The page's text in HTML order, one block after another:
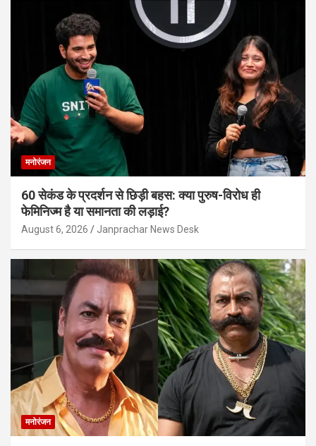
मनोरंजन
60 सेकंड के प्रदर्शन से छिड़ी बहस: क्या पुरुष-विरोध ही
फेमिनिज्म है या समानता की लड़ाई?
August 6, 2026 Janprachar News Desk
मनोरंजन